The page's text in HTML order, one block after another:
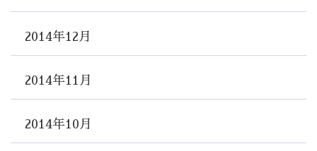
2014年12月
2014年11月
2014年10月